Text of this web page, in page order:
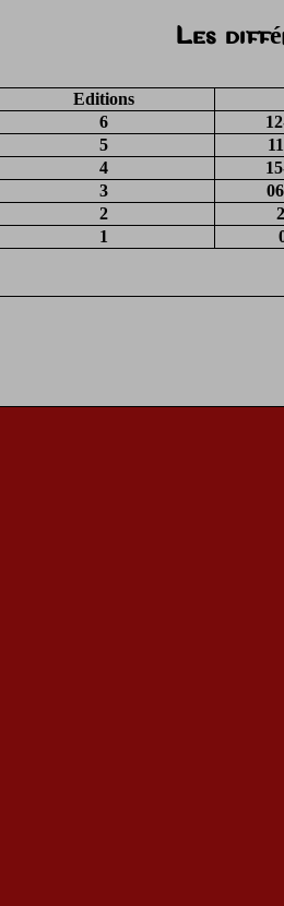
Les
Editions
6
5
4
3
2
1